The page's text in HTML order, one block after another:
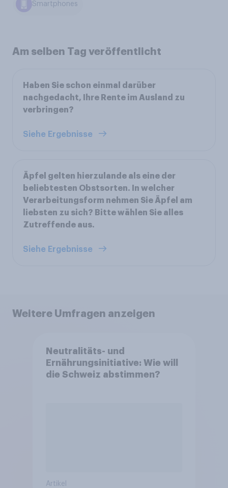
Smartphones
Am selben Tag veröffentlicht
Haben Sie schon einmal darüber
nachgedacht, Ihre Rente im Ausland zu
verbringen?
Siehe Ergebnisse
Äpfel gelten hierzulande als eine der
beliebtesten Obstsorten. In welcher
Verarbeitungsform nehmen Sie Äpfel am
liebsten zu sich? Bitte wählen Sie alles
Zutreffende aus.
Siehe Ergebnisse
Weitere Umfragen anzeigen
Neutralitäts- und
Ernährungsinitiative: Wie will
die Schweiz abstimmen?
Artikel